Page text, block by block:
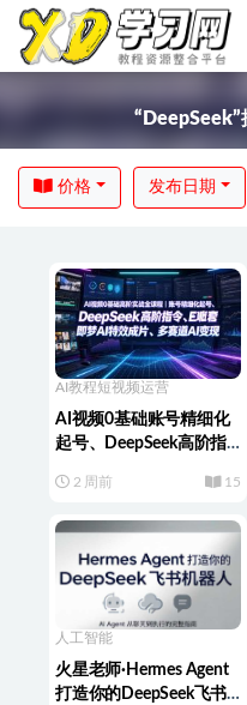
“DeepSeek”
价格 发布日期
AI教程短视频运营
AI视频0基础账号精细化
起号、DeepSeek高阶指
赛道AI短视频量产变现
2 周前 15
人工智能
火星老师·Hermes Agent
打造你的DeepSeek飞书